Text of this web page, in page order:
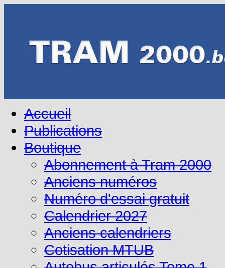
Accueil
Publications
Boutique
Abonnement à Tram 2000
Anciens numéros
Numéro d'essai gratuit
Calendrier 2027
Anciens calendriers
Cotisation MTUB